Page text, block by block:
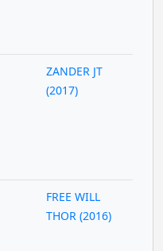
ZANDER JT
(2017)
FREE WILL
THOR (2016)